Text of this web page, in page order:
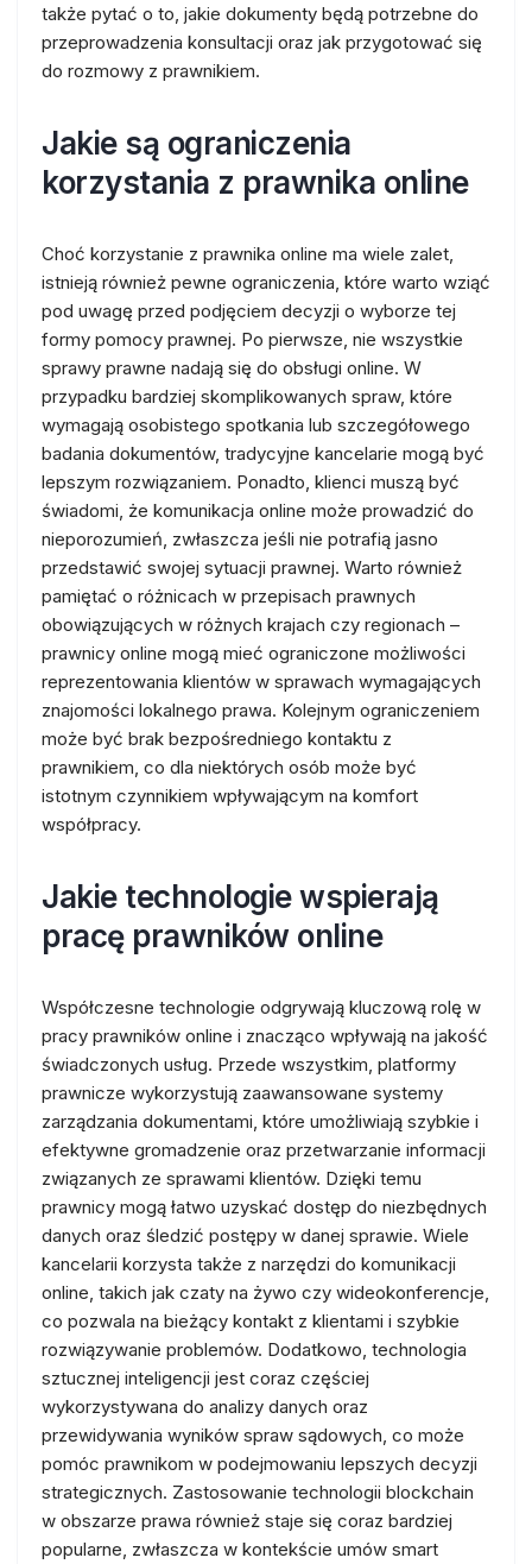
także pytać o to, jakie dokumenty będą potrzebne do
przeprowadzenia konsultacji oraz jak przygotować się
do rozmowy z prawnikiem.
Jakie są ograniczenia
korzystania z prawnika online
Choć korzystanie z prawnika online ma wiele zalet,
istnieją również pewne ograniczenia, które warto wziąć
pod uwagę przed podjęciem decyzji o wyborze tej
formy pomocy prawnej. Po pierwsze, nie wszystkie
sprawy prawne nadają się do obsługi online. W
przypadku bardziej skomplikowanych spraw, które
wymagają osobistego spotkania lub szczegółowego
badania dokumentów, tradycyjne kancelarie mogą być
lepszym rozwiązaniem. Ponadto, klienci muszą być
świadomi, że komunikacja online może prowadzić do
nieporozumień, zwłaszcza jeśli nie potrafią jasno
przedstawić swojej sytuacji prawnej. Warto również
pamiętać o różnicach w przepisach prawnych
obowiązujących w różnych krajach czy regionach –
prawnicy online mogą mieć ograniczone możliwości
reprezentowania klientów w sprawach wymagających
znajomości lokalnego prawa. Kolejnym ograniczeniem
może być brak bezpośredniego kontaktu z
prawnikiem, co dla niektórych osób może być
istotnym czynnikiem wpływającym na komfort
współpracy.
Jakie technologie wspierają
pracę prawników online
Współczesne technologie odgrywają kluczową rolę w
pracy prawników online i znacząco wpływają na jakość
świadczonych usług. Przede wszystkim, platformy
prawnicze wykorzystują zaawansowane systemy
zarządzania dokumentami, które umożliwiają szybkie i
efektywne gromadzenie oraz przetwarzanie informacji
związanych ze sprawami klientów. Dzięki temu
prawnicy mogą łatwo uzyskać dostęp do niezbędnych
danych oraz śledzić postępy w danej sprawie. Wiele
kancelarii korzysta także z narzędzi do komunikacji
online, takich jak czaty na żywo czy wideokonferencje,
co pozwala na bieżący kontakt z klientami i szybkie
rozwiązywanie problemów. Dodatkowo, technologia
sztucznej inteligencji jest coraz częściej
wykorzystywana do analizy danych oraz
przewidywania wyników spraw sądowych, co może
pomóc prawnikom w podejmowaniu lepszych decyzji
strategicznych. Zastosowanie technologii blockchain
w obszarze prawa również staje się coraz bardziej
popularne, zwłaszcza w kontekście umów smart